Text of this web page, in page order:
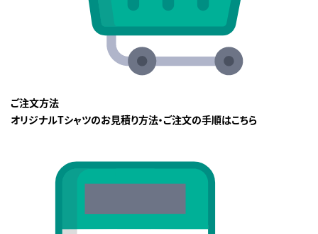
ご注文方法
オリジナルTシャツのお見積り方法・ご注文の手順はこちら